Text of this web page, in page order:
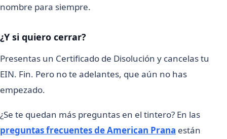
nombre para siempre.
¿Y si quiero cerrar?
Presentas un Certificado de Disolución y cancelas tu
EIN. Fin. Pero no te adelantes, que aún no has
empezado.
¿Se te quedan más preguntas en el tintero? En las
preguntas frecuentes de American Prana están